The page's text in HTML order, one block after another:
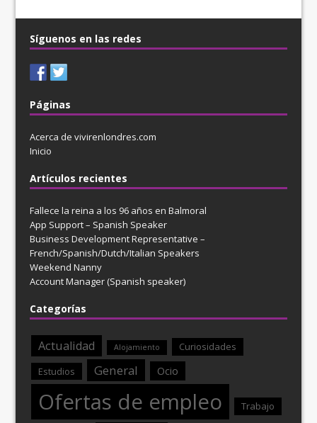
Síguenos en las redes
Páginas
Acerca de vivirenlondres.com
Inicio
Artículos recientes
Fallece la reina a los 96 años en Balmoral
App Support – Spanish Speaker
Business Development Representative –
French/Spanish/Dutch/Italian Speakers
Weekend Nanny
Account Manager (Spanish speaker)
Categorías
Actualidad Alojamiento
Curiosidades
Estudios
General Ocio
Ofertas de empleo Trabajo